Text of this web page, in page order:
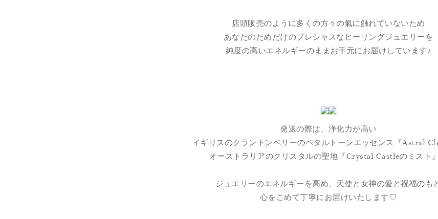
店頭販売のように多くの方々の氣に触れていないため
あなたのためだけのプレシャスなヒーリングジュエリーを
純度の高いエネルギーのままお手元にお届けしています♪
発送の際は、浄化力が高い
イギリスのクラントンベリーのペタルトーンエッセンス『Astral
オーストラリアのクリスタルの聖地『Crystal Castleのミスト
ジュエリーのエネルギーを高め、天使と女神の愛と祝福のも
心をこめて丁寧にお届けいたします♡